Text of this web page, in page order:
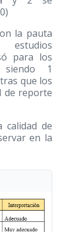
la pauta
para los
siendo 1
que los
de reporte
calidad de
en la